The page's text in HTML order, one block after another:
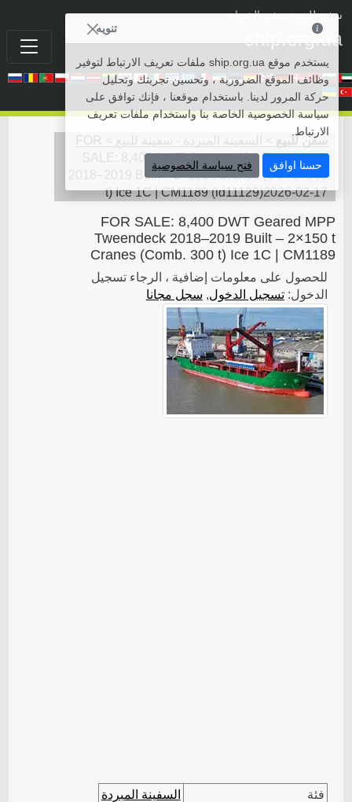
سفن للبيع• سفن الشراء
ship.org.ua
سفن للبيع السفينة المبردة - سفينة للبيع
FOR
SALE: 8,400 DWT Geared MPP Tweendeck
2018–2019 Built – 2×150 t Cranes (Comb. 300
t) Ice 1C | CM1189(id11129)2026-02-17
FOR SALE: 8,400 DWT Geared MPP
Tweendeck 2018–2019 Built – 2×150 t
Cranes (Comb. 300 t) Ice 1C | CM1189
للحصول على معلومات إضافية ، الرجاء تسجيل
الدخول:تسجيل الدخول, سجل مجانا
فئة
السفينة المبردة
تنويه
يستخدم موقع ship.org.ua ملفات تعريف الارتباط لتوفير
وظائف الموقع الضرورية ، وتحسين تجربتك وتحليل
حركة المرور لدينا. باستخدام موقعنا ، فإنك توافق على
سياسة الخصوصية الخاصة بنا واستخدام ملفات تعريف
الارتباط.
حسنا اوافق فتح سياسة الخصوصية